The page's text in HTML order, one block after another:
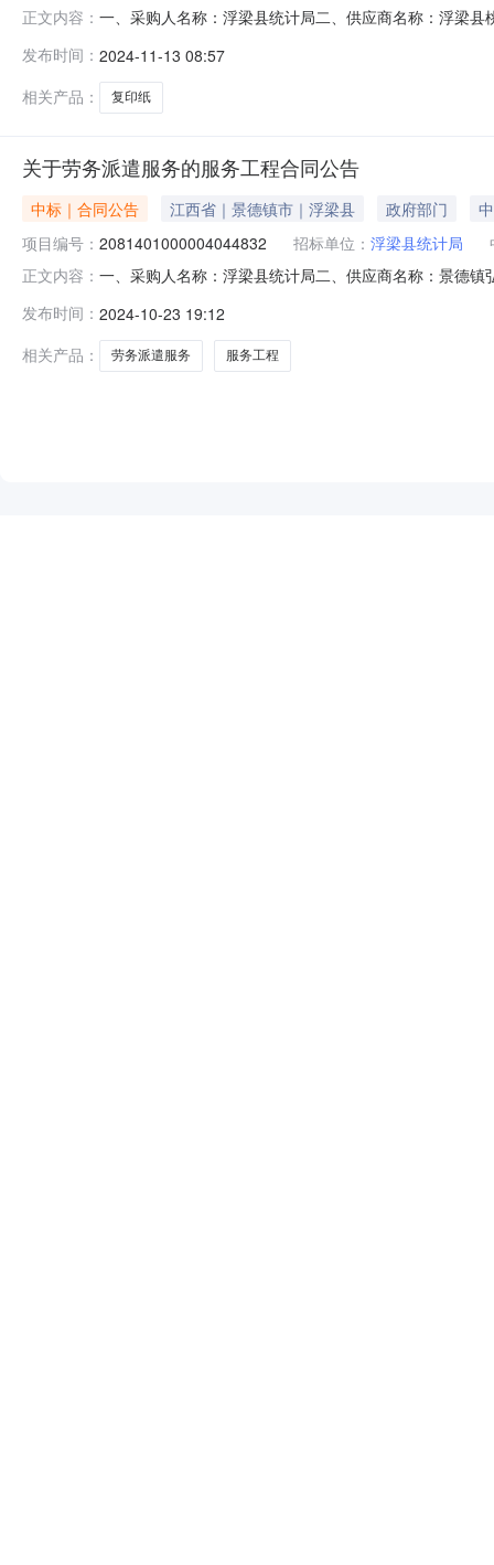
正文内容： 一、采购人名称：浮梁县统计局二、供应商名称：浮梁
八、联系方式1、采购人名称：浮梁县统计局联系人：江
发布时间： 2024-11-13 08:57
相关产品：
复印纸
关于劳务派遣服务的服务工程合同公告
中标｜合同公告 江西省｜景德镇市｜浮梁县 政府部门
项目编号： 2081401000004044832 招标单位： 浮梁县统计局
正文内容： 一、采购人名称：浮梁县统计局二、供应商名称：景德
它事项：无八、联系方式1、采购人名称：浮梁县统计局
发布时间： 2024-10-23 19:12
相关产品：
劳务派遣服务 服务工程